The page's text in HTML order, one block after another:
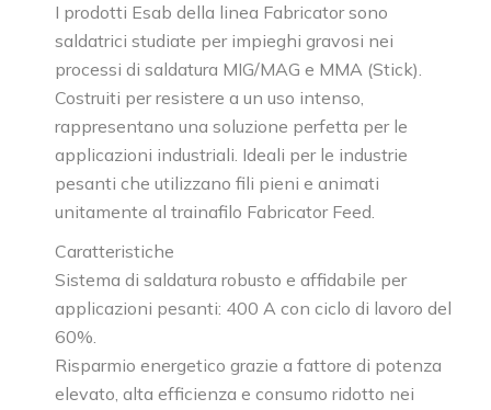
I prodotti Esab della linea Fabricator sono
saldatrici studiate per impieghi gravosi nei
processi di saldatura MIG/MAG e MMA (Stick).
Costruiti per resistere a un uso intenso,
rappresentano una soluzione perfetta per le
applicazioni industriali. Ideali per le industrie
pesanti che utilizzano fili pieni e animati
unitamente al trainafilo Fabricator Feed.
Caratteristiche
Sistema di saldatura robusto e affidabile per
applicazioni pesanti: 400 A con ciclo di lavoro del
60%.
Risparmio energetico grazie a fattore di potenza
elevato, alta efficienza e consumo ridotto nei